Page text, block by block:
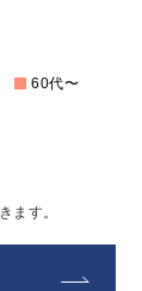
60代〜
ます。